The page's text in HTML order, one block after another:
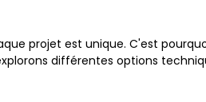
projet est unique. C'est
différentes options